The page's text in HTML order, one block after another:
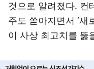
것으로 알려졌다. 컨
주도 쏟아지면서 ‘새
이 사상 최고치를 뚫